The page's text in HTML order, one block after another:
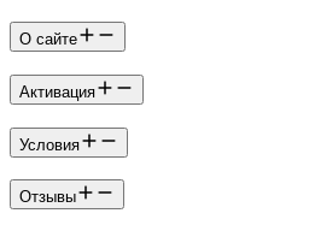
О сайте
Активация
Условия
Отзывы